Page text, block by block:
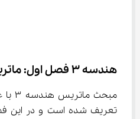
هندسه ۳ فصل اول: ماتریس و کاربردها
تعریف شده است و در این